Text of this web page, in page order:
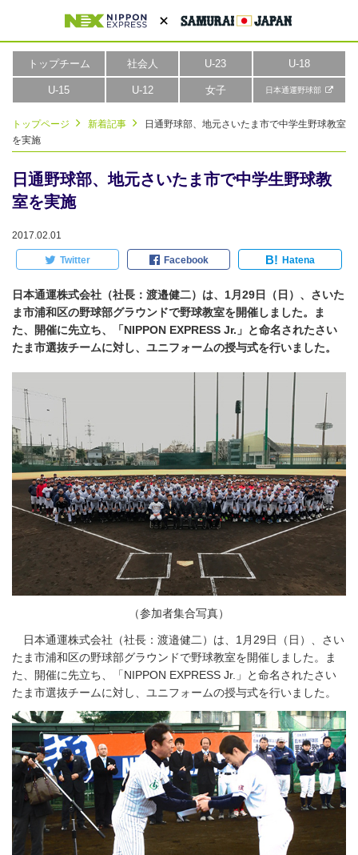
トップチーム 社会人 U-23 U-18
U-15 U-12 女子 日本通運野球部
トップページ 新着記事
日通野球部、地元さいたま市で中学生野球教室
を実施
日通野球部、地元さいたま市で中学生野球教
室を実施
2017.02.01
Twitter Facebook B! Hatena
日本通運株式会社（社長：渡邉健二）は、1月29日（日）、さいた
ま市浦和区の野球部グラウンドで野球教室を開催しました。ま
た、開催に先立ち、「NIPPON EXPRESS Jr.」と命名されたさい
たま市選抜チームに対し、ユニフォームの授与式を行いました。
（参加者集合写真）
日本通運株式会社（社長：渡邉健二）は、1月29日（日）、さい
たま市浦和区の野球部グラウンドで野球教室を開催しました。ま
た、開催に先立ち、「NIPPON EXPRESS Jr.」と命名されたさい
たま市選抜チームに対し、ユニフォームの授与式を行いました。